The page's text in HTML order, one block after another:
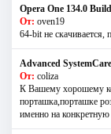
Opera One 134.0
От: oven19
64-bit не
Advanced
От: coliza
К Вашему хорошему
порташка,порташке
именно на конкретную